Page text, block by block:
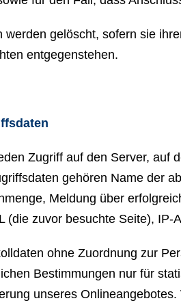
werden gelöscht, sofern sie
entgegenstehen.
Zugriff auf den Server, auf
gehören Name der
Meldung über
(die zuvor besuchte Seite), IP-
ohne Zuordnung zur
Bestimmungen nur für
unseres